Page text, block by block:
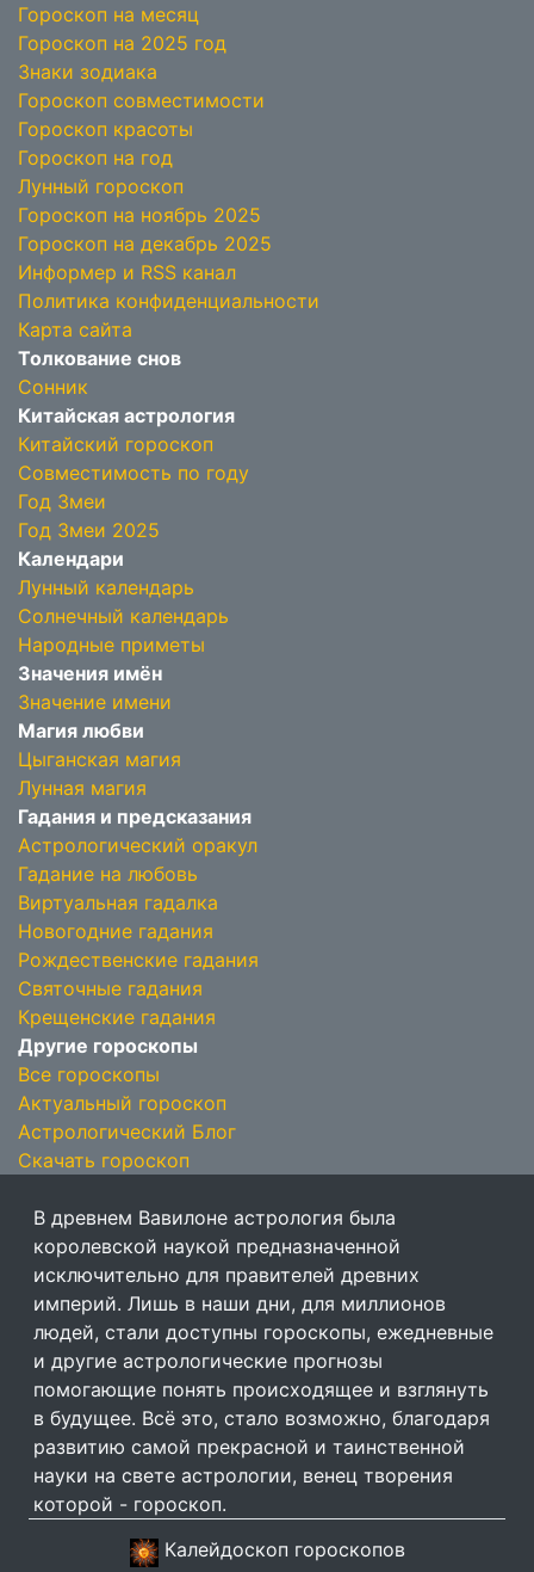
Гороскоп на месяц
Гороскоп на 2025 год
Знаки зодиака
Гороскоп совместимости
Гороскоп красоты
Гороскоп на год
Лунный гороскоп
Гороскоп на ноябрь 2025
Гороскоп на декабрь 2025
Информер и RSS канал
Политика конфиденциальности
Карта сайта
Толкование снов
Сонник
Китайская астрология
Китайский гороскоп
Совместимость по году
Год Змеи
Год Змеи 2025
Календари
Лунный календарь
Солнечный календарь
Народные приметы
Значения имён
Значение имени
Магия любви
Цыганская магия
Лунная магия
Гадания и предсказания
Астрологический оракул
Гадание на любовь
Виртуальная гадалка
Новогодние гадания
Рождественские гадания
Святочные гадания
Крещенские гадания
Другие гороскопы
Все гороскопы
Актуальный гороскоп
Астрологический Блог
Скачать гороскоп
В древнем Вавилоне астрология была
королевской наукой предназначенной
исключительно для правителей древних
империй. Лишь в наши дни, для миллионов
людей, стали доступны гороскопы, ежедневные
и другие астрологические прогнозы
помогающие понять происходящее и взглянуть
в будущее. Всё это, стало возможно, благодаря
развитию самой прекрасной и таинственной
науки на свете астрологии, венец творения
которой - гороскоп.
Калейдоскоп гороскопов